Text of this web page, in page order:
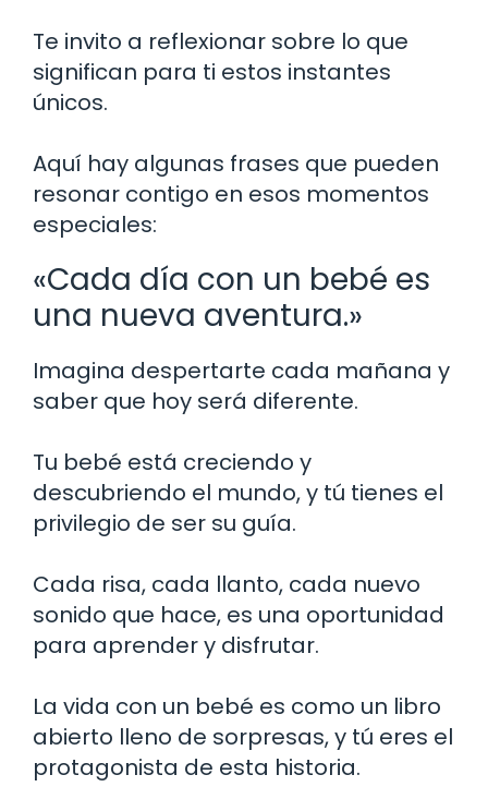
Te invito a reflexionar sobre lo que
significan para ti estos instantes
únicos.
Aquí hay algunas frases que pueden
resonar contigo en esos momentos
especiales:
«Cada día con un bebé es
una nueva aventura.»
Imagina despertarte cada mañana y
saber que hoy será diferente.
Tu bebé está creciendo y
descubriendo el mundo, y tú tienes el
privilegio de ser su guía.
Cada risa, cada llanto, cada nuevo
sonido que hace, es una oportunidad
para aprender y disfrutar.
La vida con un bebé es como un libro
abierto lleno de sorpresas, y tú eres el
protagonista de esta historia.